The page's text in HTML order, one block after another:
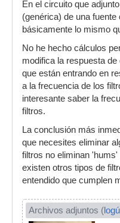
En el circuito que
(genérica) de una
básicamente lo mismo
No he hecho cálculos
modifica la respuesta
que están entrando en
a la frecuencia de los
interesante saber la
filtros.
La conclusión más
que necesites eliminar
filtros no eliminan
existen otros tipos de
entendido que cumplen
Archivos adjuntos (